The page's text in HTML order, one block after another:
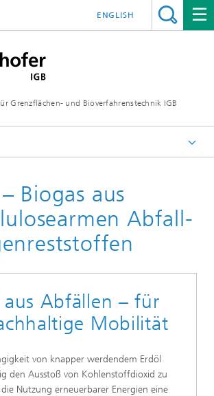
Grenzflächen- und Bioverfahrenstechnik IGB
ENGLISH
Solutions
Gülle und organischen Reststoffen
Biogas aus
Abfall-
aus Abfällen – für
Mobilität
von knapper werdendem Erdöl
den Ausstoß von Kohlenstoffdioxid zu
Nutzung erneuerbarer Energien eine